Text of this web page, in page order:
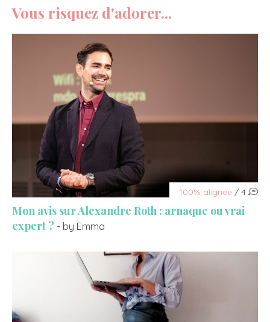
Vous risquez d'adorer...
100% alignée / 4
Mon avis sur Alexandre Roth : arnaque ou vrai
expert ? - by Emma